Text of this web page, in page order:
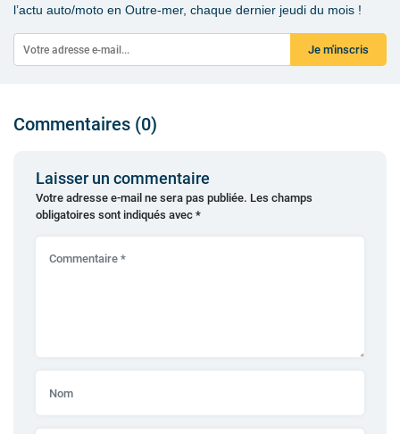
l’actu auto/moto en Outre-mer, chaque dernier jeudi du mois !
Je m'inscris
Commentaires (0)
Laisser un commentaire
Votre adresse e-mail ne sera pas publiée. Les champs
obligatoires sont indiqués avec *